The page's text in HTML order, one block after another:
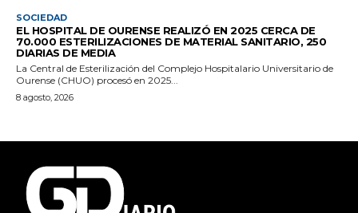
SOCIEDAD
EL HOSPITAL DE OURENSE REALIZÓ EN 2025 CERCA DE
70.000 ESTERILIZACIONES DE MATERIAL SANITARIO, 250
DIARIAS DE MEDIA
La Central de Esterilización del Complejo Hospitalario Universitario de
Ourense (CHUO) procesó en 2025...
8 agosto, 2026